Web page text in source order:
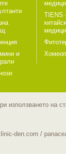
и
TIENS
използването на
den.com /